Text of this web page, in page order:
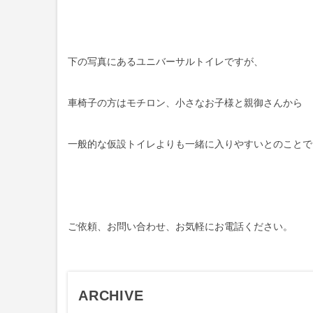
下の写真にあるユニバーサルトイレですが、
車椅子の方はモチロン、小さなお子様と親御さんから
一般的な仮設トイレよりも一緒に入りやすいとのこと
ご依頼、お問い合わせ、お気軽にお電話ください。
ARCHIVE